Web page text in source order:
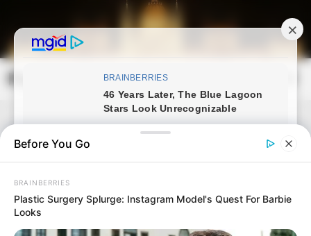
content
Magyarország Kincsei
Search
Before You Go
BRAINBERRIES
Plastic Surgery Splurge: Instagram Model's Quest For Barbie
Looks